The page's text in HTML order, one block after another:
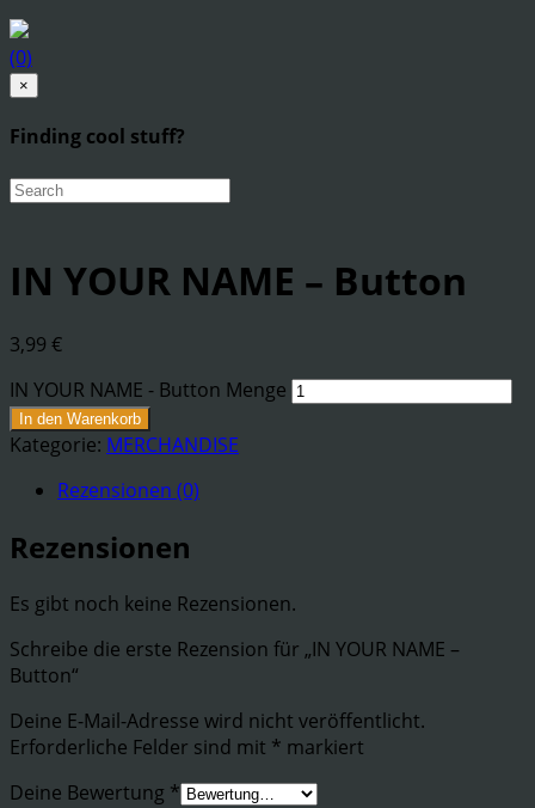
(0)
×
Finding cool stuff?
IN YOUR NAME – Button
3,99 €
IN YOUR NAME - Button Menge
In den Warenkorb
Kategorie: MERCHANDISE
Rezensionen (0)
Rezensionen
Es gibt noch keine Rezensionen.
Schreibe die erste Rezension für „IN YOUR NAME –
Button“
Deine E-Mail-Adresse wird nicht veröffentlicht.
Erforderliche Felder sind mit * markiert
Deine Bewertung *